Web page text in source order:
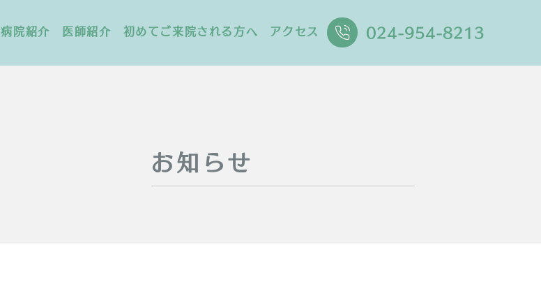
病院紹介 医師紹介 初めてご来院される方へ アクセス 024-954-8213
お知らせ